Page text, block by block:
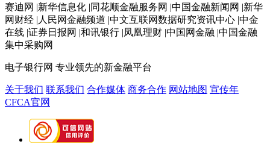
赛迪网 |新华信息化 |同花顺金融服务网 |中国金融新闻网 |新华
网财经 |人民网金融频道 |中文互联网数据研究资讯中心 |中金
在线 |证券日报网 |和讯银行 |凤凰理财 |中国网金融 |中国金融
集中采购网
电子银行网 专业领先的新金融平台
关于我们 联系我们 合作媒体 商务合作 网站地图 宣传年
CFCA官网